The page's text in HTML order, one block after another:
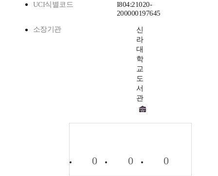
UCI식별코드
I804:21020-
200000197645
소장기관
신
라
대
학
교
도
서
관
0 0 0